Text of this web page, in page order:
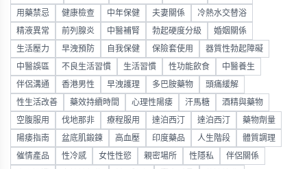
用藥禁忌 健康檢查 中年保健 夫妻關係 冷熱水交替浴
精液異常 前列腺炎 中醫補腎 勃起硬度分級 婚姻關係
生活壓力 早洩預防 自我保健 保險套使用 器質性勃起障礙
中醫誤區 不良生活習慣 生活習慣 性功能飲食 中醫養生
伴侶溝通 香港男性 早洩護理 多巴胺藥物 頭痛緩解
性生活改善 藥效持續時間 心理性陽痿 汗馬糖 酒精與藥物
空腹服用 伐地那非 療程服用 達泊西汀 達泊西汀 藥物劑量
陽痿指南 盆底肌鍛鍊 高血壓 印度藥品 人生階段 體質調理
催情產品 性冷感 女性性慾 親密場所 性隱私 伴侶關係